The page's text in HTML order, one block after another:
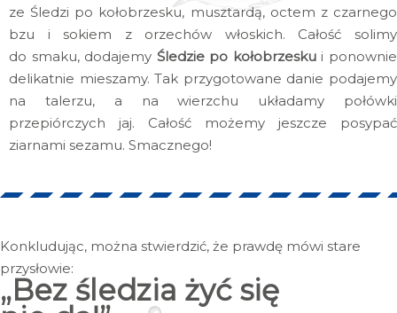
ze Śledzi po kołobrzesku, musztardą, octem z czarnego
bzu i sokiem z orzechów włoskich. Całość solimy
do smaku, dodajemy Śledzie po kołobrzeskui ponownie
delikatnie mieszamy. Tak przygotowane danie podajemy
na talerzu, a na wierzchu układamy połówki
przepiórczych jaj. Całość możemy jeszcze posypać
ziarnami sezamu. Smacznego!
Konkludując, można stwierdzić, że prawdę mówi stare
przysłowie:
„Bez śledzia żyć się